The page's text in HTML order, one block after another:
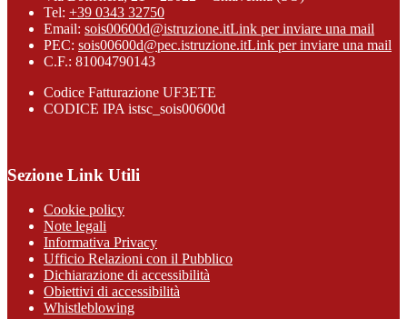
Tel: +39 0343 32750
Email: sois00600d@istruzione.itLink per inviare una mail
PEC: sois00600d@pec.istruzione.itLink per inviare una mail
C.F.: 81004790143
Codice Fatturazione UF3ETE
CODICE IPA istsc_sois00600d
Sezione Link Utili
Cookie policy
Note legali
Informativa Privacy
Ufficio Relazioni con il Pubblico
Dichiarazione di accessibilità
Obiettivi di accessibilità
Whistleblowing